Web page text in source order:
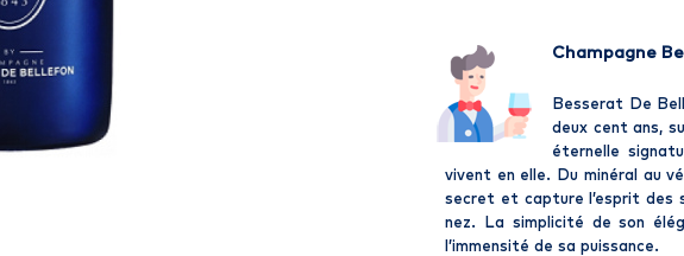
Champagne
Besserat De
deux cent ans,
éternelle
vivent en elle. Du minéral au
secret et capture l’esprit des
nez. La simplicité de son
l’immensité de sa puissance.